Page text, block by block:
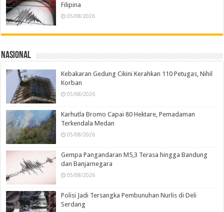
Filipina
05/08/2026
Nasional
Kebakaran Gedung Cikini Kerahkan 110 Petugas, Nihil
Korban
05/08/2026
Karhutla Bromo Capai 80 Hektare, Pemadaman
Terkendala Medan
05/08/2026
Gempa Pangandaran M5,3 Terasa hingga Bandung
dan Banjarnegara
05/08/2026
Polisi Jadi Tersangka Pembunuhan Nurlis di Deli
Serdang